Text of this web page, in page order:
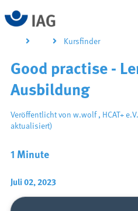
Kursfinder
1 Minute
Juli 02, 2023
Good practise -
Ausbildung
Veröffentlicht von w.wolf, HCAT+ e.V.
aktualisiert)